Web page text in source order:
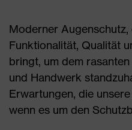
Moderner Augenschutz,
Funktionalität, Qualität
bringt, um dem
und Handwerk
Erwartungen, die
wenn es um den